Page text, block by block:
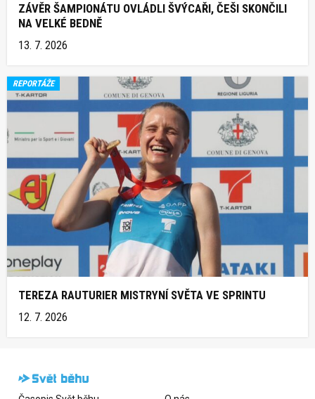
ZÁVĚR ŠAMPIONÁTU OVLÁDLI ŠVÝCAŘI, ČEŠI SKONČILI
NA VELKÉ BEDNĚ
13. 7. 2026
REPORTÁŽE
TEREZA RAUTURIER MISTRYNÍ SVĚTA VE SPRINTU
12. 7. 2026